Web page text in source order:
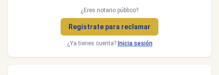
¿Eres notario público?
Regístrate para reclamar
¿Ya tienes cuenta? Inicia sesión